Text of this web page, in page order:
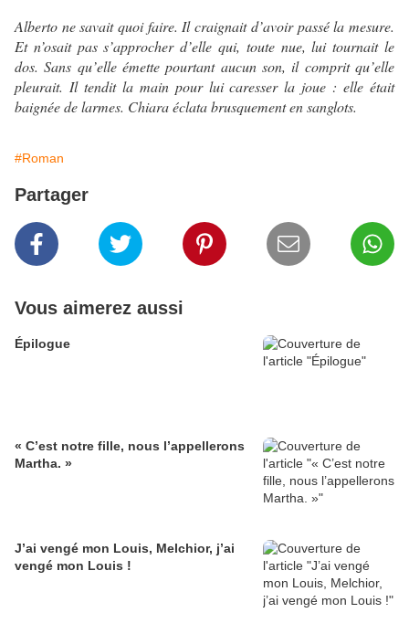
Alberto ne savait quoi faire. Il craignait d’avoir passé la mesure.
Et n’osait pas s’approcher d’elle qui, toute nue, lui tournait le
dos. Sans qu’elle émette pourtant aucun son, il comprit qu’elle
pleurait. Il tendit la main pour lui caresser la joue : elle était
baignée de larmes. Chiara éclata brusquement en sanglots.
#Roman
Partager
Vous aimerez aussi
Épilogue
« C’est notre fille, nous l’appellerons
Martha. »
J’ai vengé mon Louis, Melchior, j’ai
vengé mon Louis !